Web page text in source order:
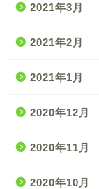
2021年3月
2021年2月
2021年1月
2020年12月
2020年11月
2020年10月